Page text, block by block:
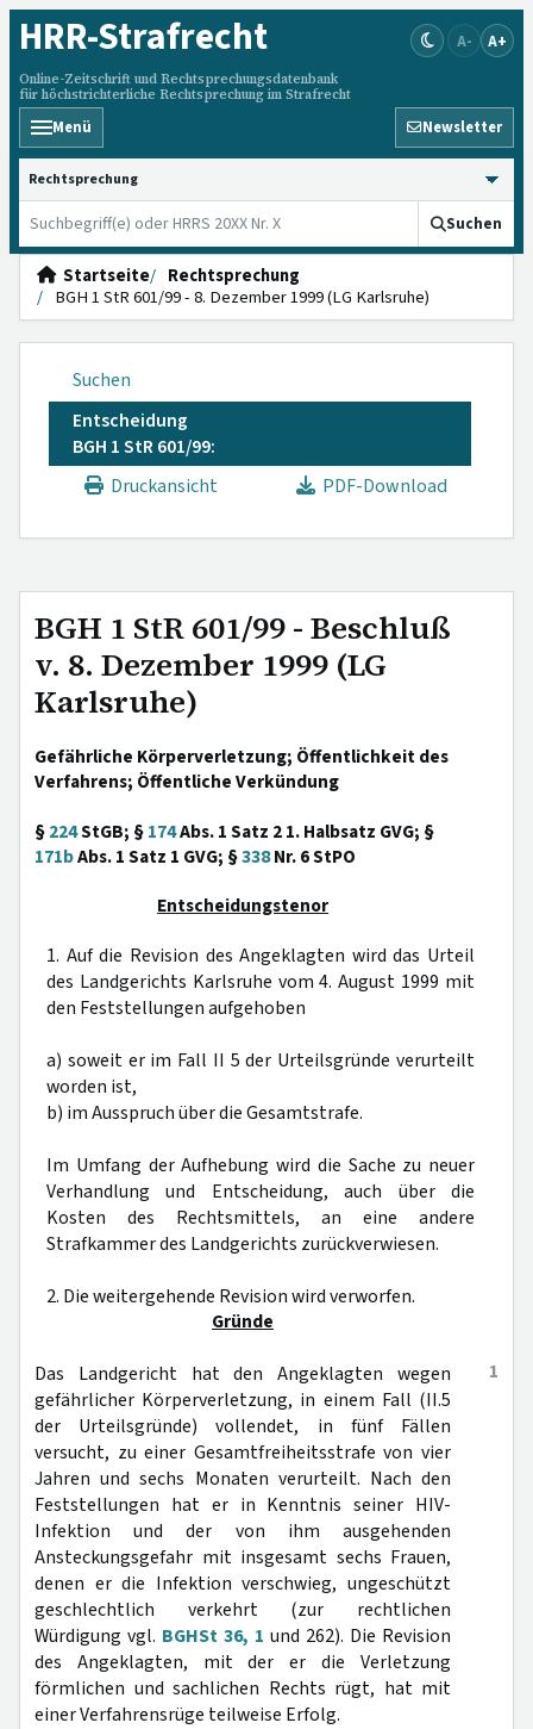
HRR-Strafrecht
Online-Zeitschrift und Rechtsprechungsdatenbank
für höchstrichterliche Rechtsprechung im Strafrecht
A- A+
Menü Newsletter
HRRS durchsuchen
Suchen
Startseite
Rechtsprechung
BGH 1 StR 601/99 - 8. Dezember 1999 (LG Karlsruhe)
Suchen
Entscheidung
BGH 1 StR 601/99:
Druckansicht
PDF-Download
BGH 1 StR 601/99 - Beschluß
v. 8. Dezember 1999 (LG
Karlsruhe)
Gefährliche Körperverletzung; Öffentlichkeit des
Verfahrens; Öffentliche Verkündung
§224StGB; §174Abs. 1 Satz 2 1. Halbsatz GVG; §
171bAbs. 1 Satz 1 GVG; §338Nr. 6 StPO
Entscheidungstenor
1. Auf die Revision des Angeklagten wird das Urteil
des Landgerichts Karlsruhe vom 4. August 1999 mit
den Feststellungen aufgehoben
a) soweit er im Fall II 5 der Urteilsgründe verurteilt
worden ist,
b) im Ausspruch über die Gesamtstrafe.
Im Umfang der Aufhebung wird die Sache zu neuer
Verhandlung und Entscheidung, auch über die
Kosten des Rechtsmittels, an eine andere
Strafkammer des Landgerichts zurückverwiesen.
2. Die weitergehende Revision wird verworfen.
Gründe
1
Das Landgericht hat den Angeklagten wegen
gefährlicher Körperverletzung, in einem Fall (II.5
der Urteilsgründe) vollendet, in fünf Fällen
versucht, zu einer Gesamtfreiheitsstrafe von vier
Jahren und sechs Monaten verurteilt. Nach den
Feststellungen hat er in Kenntnis seiner HIV-
Infektion und der von ihm ausgehenden
Ansteckungsgefahr mit insgesamt sechs Frauen,
denen er die Infektion verschwieg, ungeschützt
geschlechtlich verkehrt (zur rechtlichen
Würdigung vgl. BGHSt 36, 1 und 262). Die Revision
des Angeklagten, mit der er die Verletzung
förmlichen und sachlichen Rechts rügt, hat mit
einer Verfahrensrüge teilweise Erfolg.